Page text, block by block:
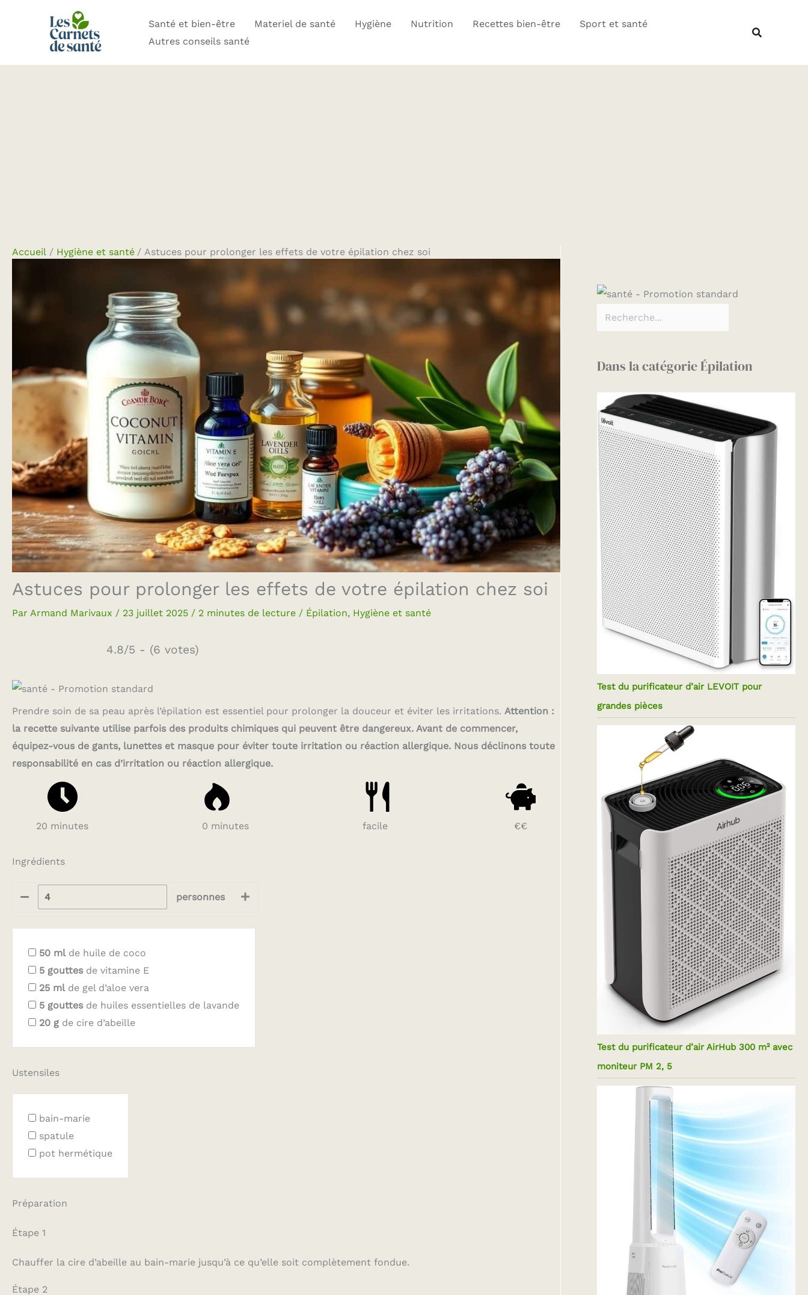
Santé et bien-être Materiel de santé Hygiène Nutrition Recettes bien-être
Sport et santé
Autres conseils santé
Accueil Hygiène et santé Astuces pour prolonger les effets de votre épilation chez soi
Astuces pour prolonger les effets de votre épilation chez soi
Par Armand Marivaux / 23 juillet 2025 / 2 minutes de lecture / Épilation, Hygiène et santé
4.8/5 - (6 votes)
Prendre soin de sa peau après l’épilation est essentiel pour prolonger la douceur et éviter les irritations. Attention :
la recette suivante utilise parfois des produits chimiques qui peuvent être dangereux. Avant de commencer,
équipez-vous de gants, lunettes et masque pour éviter toute irritation ou réaction allergique. Nous déclinons toute
responsabilité en cas d’irritation ou réaction allergique.
20 minutes 0 minutes facile €€
Ingrédients
personnes
50 mlde huile de coco
5 gouttes de vitamine E
25 mlde gel d’aloe vera
5 gouttes de huiles essentielles de lavande
20 g de cire d’abeille
Ustensiles
bain-marie
spatule
pot hermétique
Préparation
Étape 1
Chauffer la cire d’abeille au bain-marie jusqu’à ce qu’elle soit complètement fondue.
Étape 2
Dans la catégorie Épilation
Test du purificateur d’air LEVOIT pour
grandes pièces
Test du purificateur d’air AirHub 300 m² avec
moniteur PM 2, 5